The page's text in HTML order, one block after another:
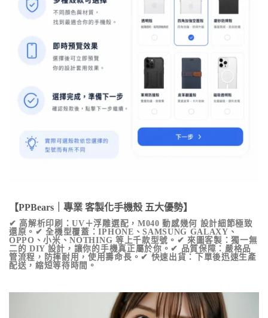
【PPBears｜專業 客製化手機殼 五大優勢】
✔ 高解析印刷：UV＋浮雕選配， M040 動感幾何 設計細節極致
還原。✔ 全機型覆蓋：IPHONE、SAMSUNG GALAXY、
OPPO、小米、NOTHING 等上千款型號。✔ 來圖客製：獨一無
二的 DIY 設計，讓你的手機真正屬於你。✔ 品質保障：嚴格品
管流程，防摔耐用，使用壽命長。✔ 快速出貨：下單後迅速生產
配送，縮短等待時間。